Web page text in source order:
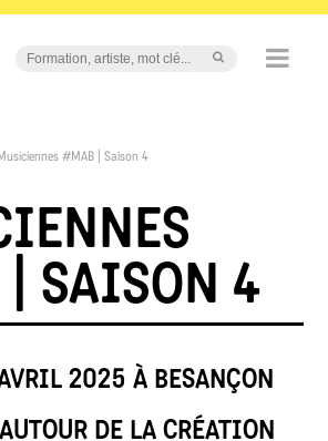
#MAB | Saison 4
SAISON 4
2025 À BESANÇON
DE LA CRÉATION